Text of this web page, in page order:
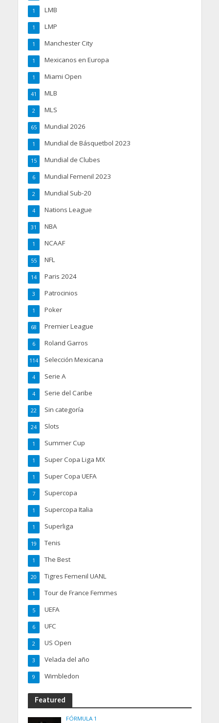
LMB
1
LMP
1
Manchester City
1
Mexicanos en Europa
1
Miami Open
1
MLB
41
MLS
2
Mundial 2026
65
Mundial de Básquetbol 2023
1
Mundial de Clubes
15
Mundial Femenil 2023
6
Mundial Sub-20
2
Nations League
4
NBA
31
NCAAF
1
NFL
55
Paris 2024
14
Patrocinios
3
Poker
1
Premier League
68
Roland Garros
6
Selección Mexicana
114
Serie A
4
Serie del Caribe
4
Sin categoría
22
Slots
24
Summer Cup
1
Super Copa Liga MX
1
Super Copa UEFA
1
Supercopa
7
Supercopa Italia
1
Superliga
1
Tenis
19
The Best
1
Tigres Femenil UANL
20
Tour de France Femmes
1
UEFA
5
UFC
6
US Open
2
Velada del año
3
Wimbledon
9
Featured
FÓRMULA 1